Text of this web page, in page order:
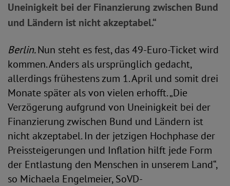
Uneinigkeit bei der Finanzierung zwischen Bund
und Ländern ist nicht akzeptabel.“
Berlin.Nun steht es fest, das 49-Euro-Ticket wird
kommen. Anders als ursprünglich gedacht,
allerdings frühestens zum 1. April und somit drei
Monate später als von vielen erhofft. „Die
Verzögerung aufgrund von Uneinigkeit bei der
Finanzierung zwischen Bund und Ländern ist
nicht akzeptabel. In der jetzigen Hochphase der
Preissteigerungen und Inflation hilft jede Form
der Entlastung den Menschen in unserem Land“,
so Michaela Engelmeier, SoVD-